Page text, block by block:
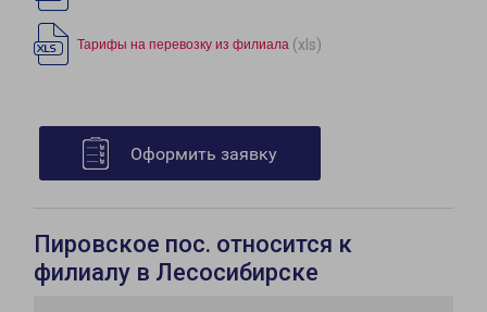
Тарифы на перевозку из филиала (xls)
Оформить заявку
Пировское пос. относится к
филиалу в Лесосибирске